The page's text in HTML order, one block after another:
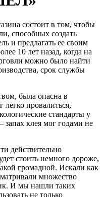
состоит в том, чтобы
способных создать
и предлагать ее своим
10 лет назад, когда на
можно было найти
срок службы
была опасна в
легко провалиться,
стандарты у
запах клея мог годами не
действительно
стоить немного дороже,
громадной. Искали как
множество
И мы нашли таких
не только